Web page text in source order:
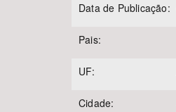
Data de Publicação:
Pais:
UF:
Cidade: